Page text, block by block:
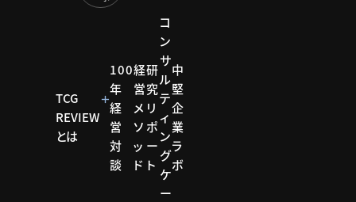
TCG
REVIEW
とは
100
年
経
営
対
談
経
営
メ
ソ
ッ
ド
研
究
リ
ポ
ー
ト
コ
ン
サ
ル
テ
ィ
ン
グ
ケ
ー
中
堅
企
業
ラ
ボ
コンサルティング メソッド
若手人材の定着と成長のポイント：盛田 恵介
コンサルティ
ング メソッド
コンサ